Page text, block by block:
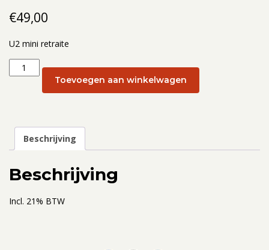
€49,00
U2 mini retraite
mini
retraite
(zonder
aantal
Toevoegen aan winkelwagen
Beschrijving
Beschrijving
Incl. 21% BTW